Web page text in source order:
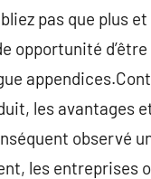
pas que plus
opportunité
les avantages
observé
les entreprises